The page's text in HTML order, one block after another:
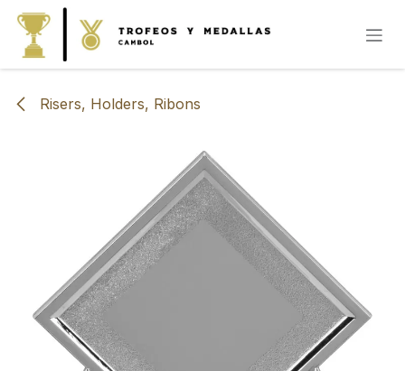
IR AL CONTENIDO
Risers, Holders, Ribons